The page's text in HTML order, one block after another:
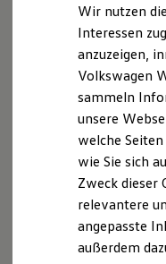
Laden
Laden
Batterie
Kosten und
E-Auto-
Software und
Die ID.
ID.
Eintragung im
Registergericht:
Registernummer:
Vertreten durch die
Tiemeyer
Industriestraße 29
44892 Bochum
Eintragung im
Registergericht:
Registernummer:
Wir nutzen
Interessen
anzuzeigen,
Volkswagen
sammeln
unsere
welche
wie Sie sich
Zweck dieser
relevantere
angepasste
außerdem